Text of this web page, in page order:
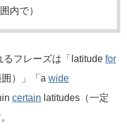
内で）
るフレーズは「latitude for
囲）」「a wide
certain latitudes（一定